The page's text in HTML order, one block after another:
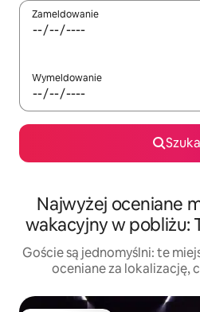
Zameldowanie
Wymeldowanie
Najwyżej oceniane
wakacyjny w pobliżu:
Goście są jednomyślni: te
oceniane za lokalizację,